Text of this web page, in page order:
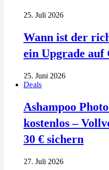
25. Juli 2026
Wann ist der
ein Upgrade auf
25. Juni 2026
Deals
Ashampoo
kostenlos –
30 € sichern
27. Juli 2026